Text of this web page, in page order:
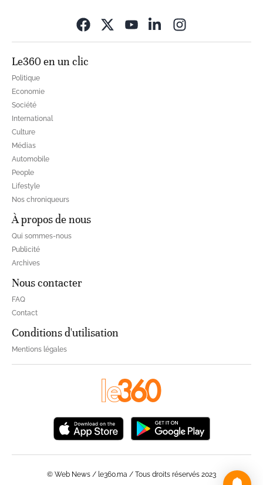
Le360 en un clic
Politique
Economie
Société
International
Culture
Médias
Automobile
People
Lifestyle
Nos chroniqueurs
À propos de nous
Qui sommes-nous
Publicité
Archives
Nous contacter
FAQ
Contact
Conditions d'utilisation
Mentions légales
© Web News / le360.ma / Tous droits réservés 2023